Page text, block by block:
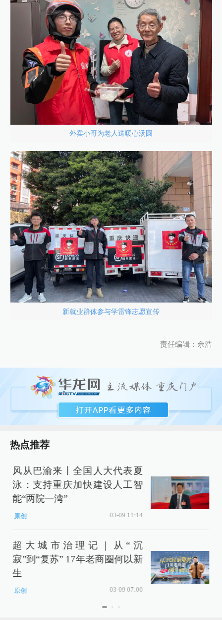
外卖小哥为老人送暖心汤圆
新就业群体参与学雷锋志愿宣传
责任编辑：余浩
热点推荐
风从巴渝来丨全国人大代表夏
泳：支持重庆加快建设人工智
能“两院一湾”
原创 03-09 11:14
超大城市治理记｜从“沉
寂”到“复苏” 17年老商圈何以新
生
原创 03-09 07:00